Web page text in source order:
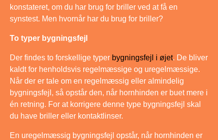
konstateret, om du har brug for briller ved at få en
synstest. Men hvornår har du brug for briller?
To typer bygningsfejl
Der findes to forskellige typer bygningsfejl i øjet. De bliver
kaldt for henholdsvis regelmæssige og uregelmæssige.
Når der er tale om en regelmæssig eller almindelig
bygningsfejl, så opstår den, når hornhinden er buet mere i
én retning. For at korrigere denne type bygningsfejl skal
du have briller eller kontaktlinser.
En uregelmæssig bygningsfejl opstår, når hornhinden er